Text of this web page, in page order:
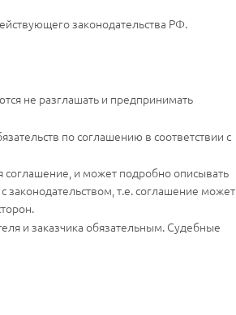
законодательства РФ.
не разглашать и предпринимать
по соглашению в соответствии с
соглашение, и может подробно описывать
законодательством, т.е. соглашение может
и заказчика обязательным. Судебные